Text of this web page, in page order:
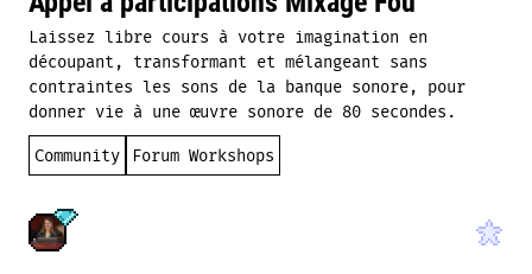
Laissez libre cours à votre imagination en
découpant, transformant et mélangeant sans
contraintes les sons de la banque sonore, pour
donner vie à une œuvre sonore de 80 secondes.
Community Forum Workshops